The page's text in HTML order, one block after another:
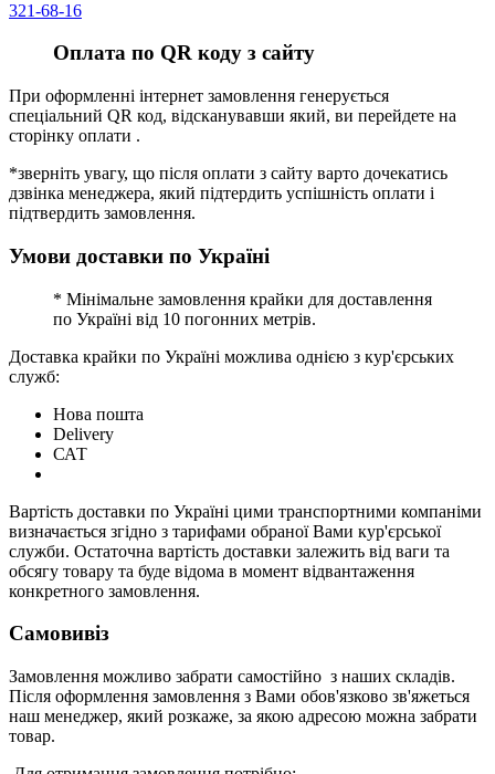
321-68-16
Оплата по QR коду з сайту
При оформленні інтернет замовлення генерується
спеціальний QR код, відсканувавши який, ви перейдете на
сторінку оплати .
*зверніть увагу, що після оплати з сайту варто дочекатись
дзвінка менеджера, який підтердить успішність оплати і
підтвердить замовлення.
Умови доставки по Україні
* Мінімальне замовлення крайки для доставлення
по Україні від 10 погонних метрів.
Доставка крайки по Україні можлива однією з кур'єрських
служб:
Нова пошта
Delivery
САТ
Вартість доставки по Україні цими транспортними компаніми
визначається згідно з тарифами обраної Вами кур'єрської
служби. Остаточна вартість доставки залежить від ваги та
обсягу товару та буде відома в момент відвантаження
конкретного замовлення.
Самовивіз
Замовлення можливо забрати самостійно з наших складів.
Після оформлення замовлення з Вами обов'язково зв'яжеться
наш менеджер, який розкаже, за якою адресою можна забрати
товар.